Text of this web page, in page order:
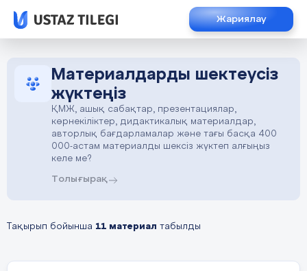
Жариялау
Материалдарды шектеусіз
жүктеңіз
ҚМЖ, ашық сабақтар, презентациялар,
көрнекіліктер, дидактикалық материалдар,
авторлық бағдарламалар және тағы басқа 400
000-астам материалды шексіз жүктеп алғыңыз
келе ме?
Толығырақ
Тақырып бойынша 11 материал табылды